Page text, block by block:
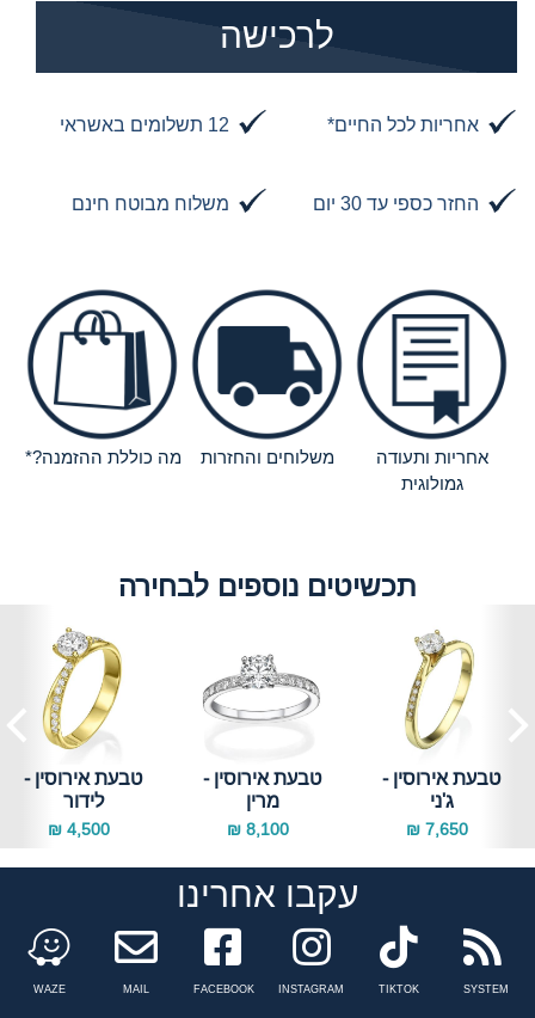
לרכישה
אחריות לכל החיים* 12 תשלומים באשראי
החזר כספי עד 30 יום משלוח מבוטח חינם
אחריות ותעודה
גמולוגית
משלוחים והחזרות מה כוללת ההזמנה?*
תכשיטים נוספים לבחירה
טבעת אירוסין -
לידור
4,500 ₪
טבעת אירוסין -
מרין
8,100 ₪
טבעת אירוסין -
ג'ני
7,650 ₪
עקבו אחרינו
WAZE MAIL
Facebook
FACEBOOK
instagram
INSTAGRAM
tiktok
TIKTOK SYSTEM